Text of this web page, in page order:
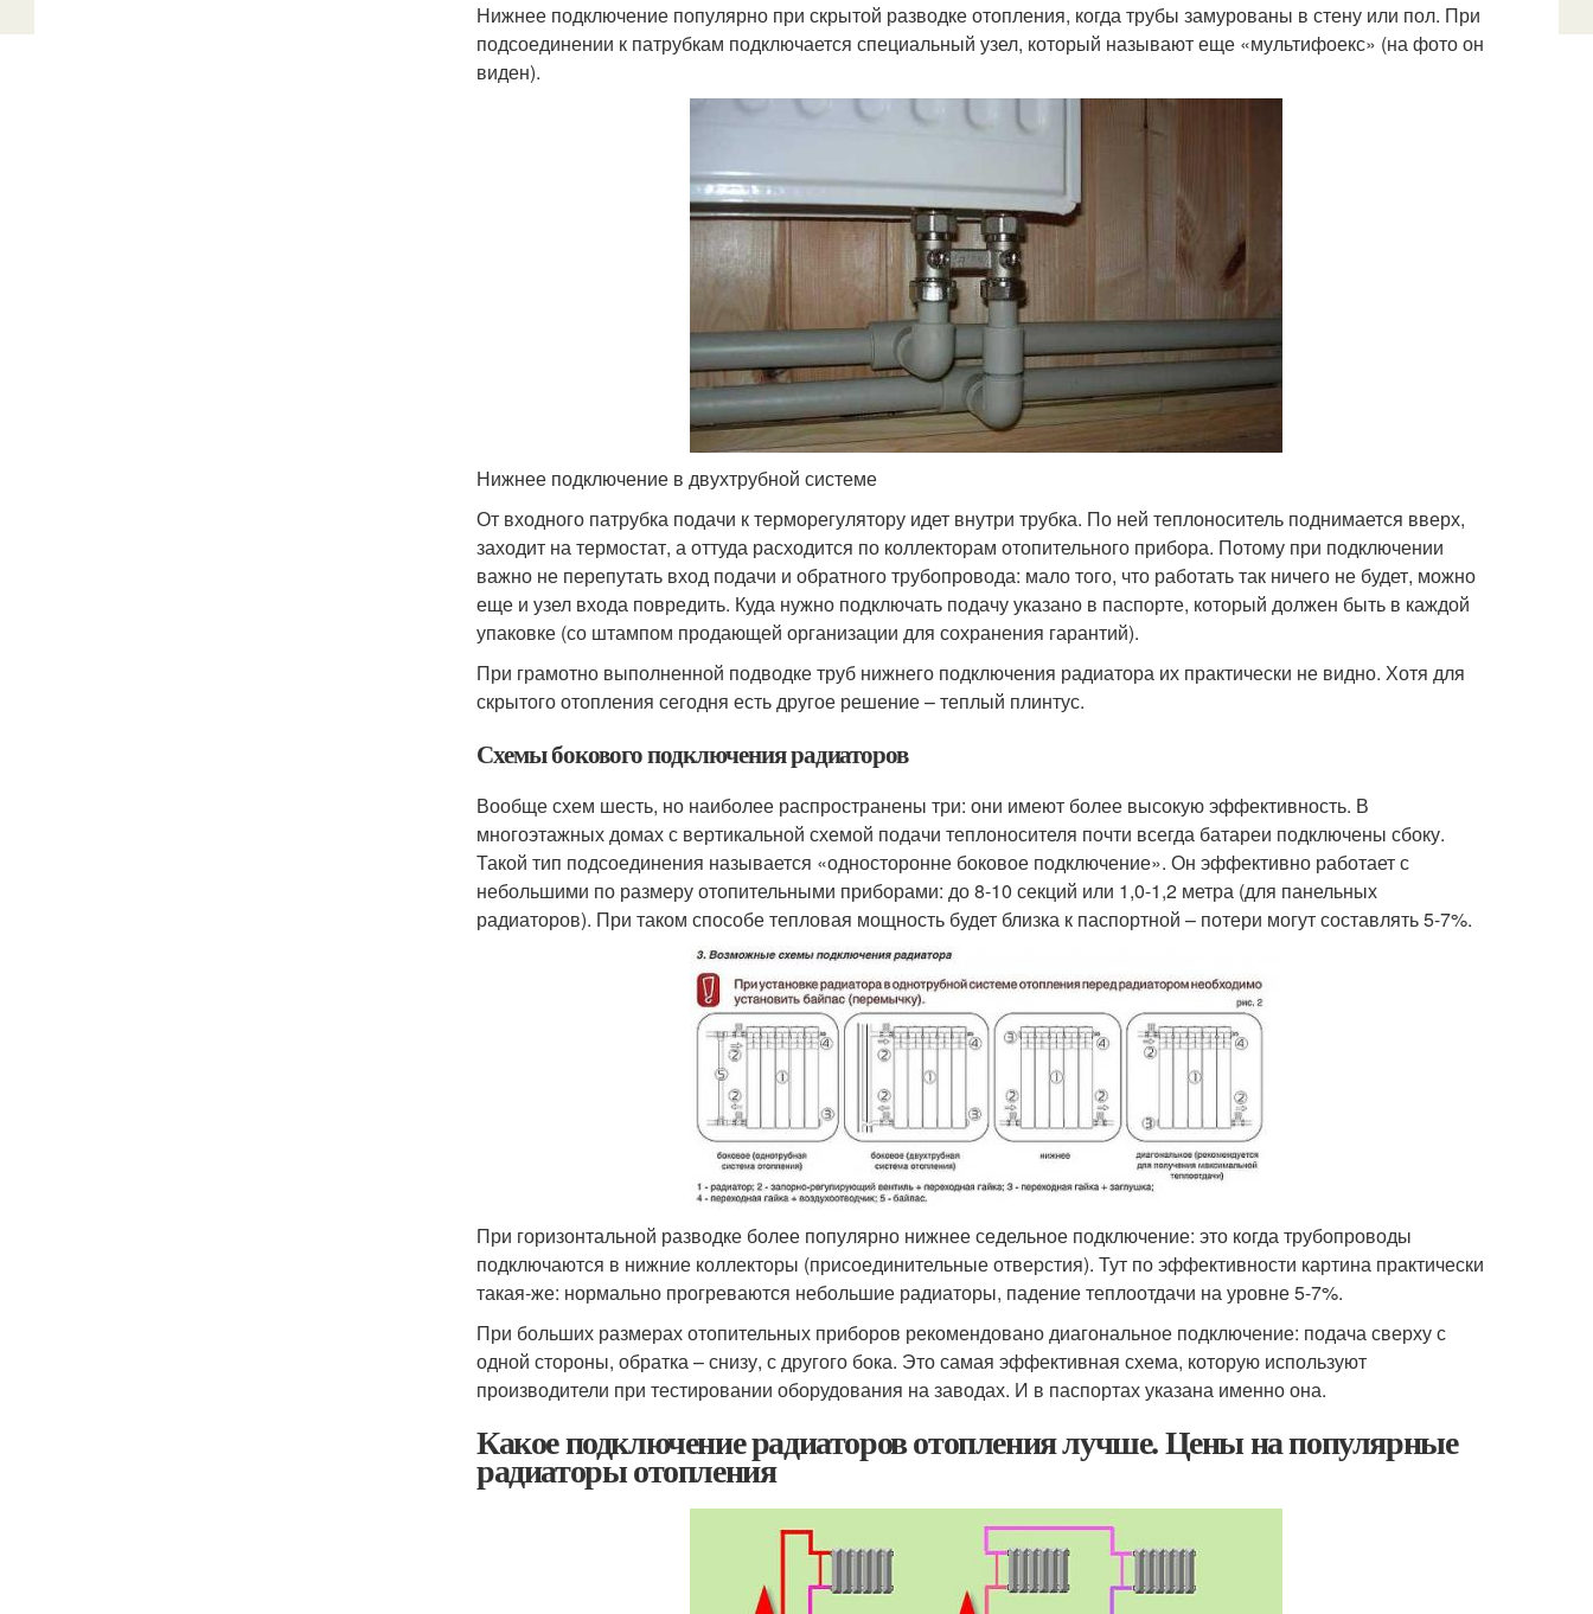
Нижнее подключение популярно при скрытой разводке отопления, когда трубы замурованы в стену или пол. При
подсоединении к патрубкам подключается специальный узел, который называют еще «мультифоекс» (на фото он
виден).
Нижнее подключение в двухтрубной системе
От входного патрубка подачи к терморегулятору идет внутри трубка. По ней теплоноситель поднимается вверх,
заходит на термостат, а оттуда расходится по коллекторам отопительного прибора. Потому при подключении
важно не перепутать вход подачи и обратного трубопровода: мало того, что работать так ничего не будет, можно
еще и узел входа повредить. Куда нужно подключать подачу указано в паспорте, который должен быть в каждой
упаковке (со штампом продающей организации для сохранения гарантий).
При грамотно выполненной подводке труб нижнего подключения радиатора их практически не видно. Хотя для
скрытого отопления сегодня есть другое решение – теплый плинтус.
Схемы бокового подключения радиаторов
Вообще схем шесть, но наиболее распространены три: они имеют более высокую эффективность. В
многоэтажных домах с вертикальной схемой подачи теплоносителя почти всегда батареи подключены сбоку.
Такой тип подсоединения называется «односторонне боковое подключение». Он эффективно работает с
небольшими по размеру отопительными приборами: до 8-10 секций или 1,0-1,2 метра (для панельных
радиаторов). При таком способе тепловая мощность будет близка к паспортной – потери могут составлять 5-7%.
При горизонтальной разводке более популярно нижнее седельное подключение: это когда трубопроводы
подключаются в нижние коллекторы (присоединительные отверстия). Тут по эффективности картина практически
такая-же: нормально прогреваются небольшие радиаторы, падение теплоотдачи на уровне 5-7%.
При больших размерах отопительных приборов рекомендовано диагональное подключение: подача сверху с
одной стороны, обратка – снизу, с другого бока. Это самая эффективная схема, которую используют
производители при тестировании оборудования на заводах. И в паспортах указана именно она.
Какое подключение радиаторов отопления лучше. Цены на популярные
радиаторы отопления